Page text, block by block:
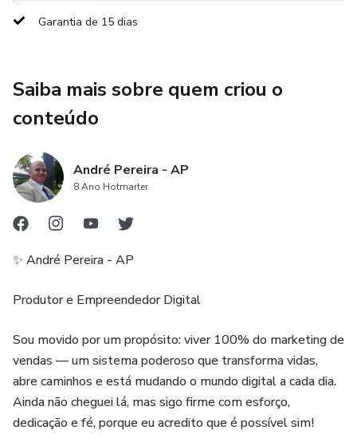
✔️ O que é o Bitcoin e como ele funciona de verdade
armazenar com segurança
✔️ A diferença entre ser investidor e ser um trader de
criptomoedas
✔️ Como proteger seus bitcoins contra golpes e fraudes
✔️ Maneiras alternativas de ganhar dinheiro com Bitcoin
hoje mesmo!
Este não é mais um conteúdo raso que você encontra em
blogs ou vídeos soltos por aí.
É um guia completo, direto ao ponto, feito para
transformar curiosos em protagonistas do mundo cripto.
Garantia de 15 dias
Saiba mais sobre quem criou o
conteúdo
André Pereira - AP
8 Ano Hotmarter
✨ André Pereira - AP
Produtor e Empreendedor Digital
Sou movido por um propósito: viver 100% do marketing de
vendas — um sistema poderoso que transforma vidas,
abre caminhos e está mudando o mundo digital a cada dia.
Ainda não cheguei lá, mas sigo firme com esforço,
dedicação e fé, porque eu acredito que é possível sim!